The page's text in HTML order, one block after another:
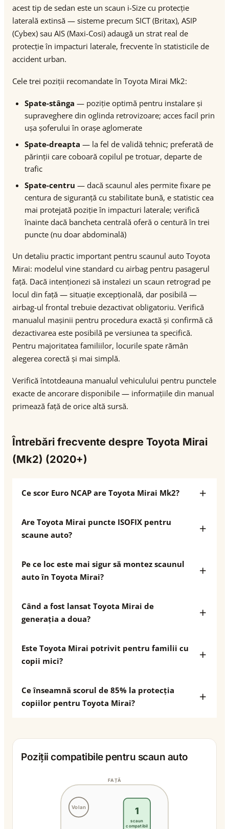
acest tip de sedan este un scaun i-Size cu protecție
laterală extinsă — sisteme precum SICT (Britax), ASIP
(Cybex) sau AIS (Maxi-Cosi) adaugă un strat real de
protecție în impacturi laterale, frecvente în statisticile de
accident urban.
Cele trei poziții recomandate în Toyota Mirai Mk2:
Spate-stânga — poziție optimă pentru instalare și
supraveghere din oglinda retrovizoare; acces facil prin
ușa șoferului în orașe aglomerate
Spate-dreapta — la fel de validă tehnic; preferată de
părinții care coboară copilul pe trotuar, departe de
trafic
Spate-centru — dacă scaunul ales permite fixare pe
centura de siguranță cu stabilitate bună, e statistic cea
mai protejată poziție în impacturi laterale; verifică
înainte dacă bancheta centrală oferă o centură în trei
puncte (nu doar abdominală)
Un detaliu practic important pentru scaunul auto Toyota
Mirai: modelul vine standard cu airbag pentru pasagerul
față. Dacă intenționezi să instalezi un scaun retrograd pe
locul din față — situație excepțională, dar posibilă —
airbag-ul frontal trebuie dezactivat obligatoriu. Verifică
manualul mașinii pentru procedura exactă și confirmă că
dezactivarea este posibilă pe versiunea ta specifică.
Pentru majoritatea familiilor, locurile spate rămân
alegerea corectă și mai simplă.
Verifică întotdeauna manualul vehiculului pentru punctele
exacte de ancorare disponibile — informațiile din manual
primează față de orice altă sursă.
Întrebări frecvente despre Toyota Mirai
(Mk2) (2020+)
Ce scor Euro NCAP are Toyota Mirai Mk2?
Are Toyota Mirai puncte ISOFIX pentru
scaune auto?
Pe ce loc este mai sigur să montez scaunul
auto în Toyota Mirai?
Când a fost lansat Toyota Mirai de
generația a doua?
Este Toyota Mirai potrivit pentru familii cu
copii mici?
Ce înseamnă scorul de 85% la protecția
copiilor pentru Toyota Mirai?
Poziții compatibile pentru scaun auto
Volan
FAȚĂ
1
scaun
compatibil